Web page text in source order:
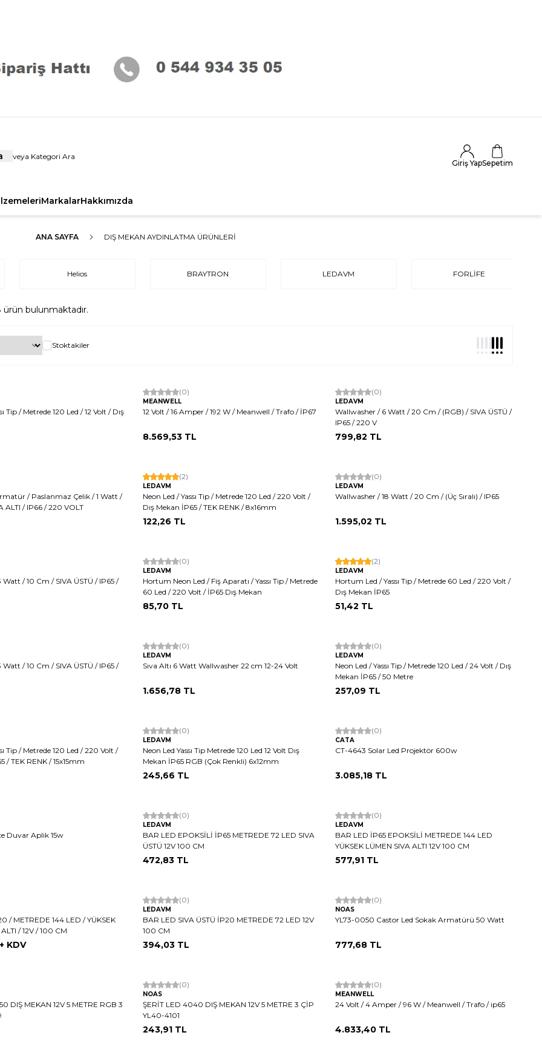
Giriş YapSepetim
MarkalarHakkımızda
ANA SAYFA DIŞ MEKAN AYDINLATMA ÜRÜNLERI
Helios BRAYTRON LEDAVM FORLİFE
ürün bulunmaktadır.
Stoktakiler
Tip / Metrede 120 Led / 12 Volt / Dış
(0)
MEANWELL
12 Volt / 16 Amper / 192 W / Meanwell / Trafo / İP67
8.569,53 TL
Hızlı Kargo
(0)
LEDAVM
Wallwasher / 6 Watt / 20 Cm / (RGB) / SIVA ÜSTÜ /
IP65 / 220 V
799,82 TL
/ Paslanmaz Çelik / 1 Watt /
ALTI / IP66 / 220 VOLT
Hızlı Kargo
Yerli Üretim
(2)
LEDAVM
Neon Led / Yassı Tip / Metrede 120 Led / 220 Volt /
Dış Mekan İP65 / TEK RENK / 8x16mm
122,26 TL
(0)
LEDAVM
Wallwasher / 18 Watt / 20 Cm / (Üç Sıralı) / IP65
1.595,02 TL
/ 10 Cm / SIVA ÜSTÜ / IP65 /
(0)
LEDAVM
Hortum Neon Led / Fiş Aparatı / Yassı Tip / Metrede
60 Led / 220 Volt / İP65 Dış Mekan
85,70 TL
Hızlı Kargo
Yerli Üretim
(2)
LEDAVM
Hortum Led / Yassı Tip / Metrede 60 Led / 220 Volt /
Dış Mekan İP65
51,42 TL
/ 10 Cm / SIVA ÜSTÜ / IP65 /
(0)
LEDAVM
Sıva Altı 6 Watt Wallwasher 22 cm 12-24 Volt
1.656,78 TL
(0)
LEDAVM
Neon Led / Yassı Tip / Metrede 120 Led / 24 Volt / Dış
Mekan İP65 / 50 Metre
257,09 TL
Tip / Metrede 120 Led / 220 Volt /
/ TEK RENK / 15x15mm
(0)
LEDAVM
Neon Led Yassı Tip Metrede 120 Led 12 Volt Dış
Mekan İP65 RGB (Çok Renkli) 6x12mm
245,66 TL
(0)
CATA
CT-4643 Solar Led Projektör 600w
3.085,18 TL
Duvar Aplik 15w
Hızlı Kargo
(0)
LEDAVM
BAR LED EPOKSİLİ İP65 METREDE 72 LED SIVA
ÜSTÜ 12V 100 CM
472,83 TL
Hızlı Kargo
(0)
LEDAVM
BAR LED İP65 EPOKSİLİ METREDE 144 LED
YÜKSEK LÜMEN SIVA ALTI 12V 100 CM
577,91 TL
/ METREDE 144 LED / YÜKSEK
/ 12V / 100 CM
KDV
Hızlı Kargo
(0)
LEDAVM
BAR LED SIVA ÜSTÜ İP20 METREDE 72 LED 12V
100 CM
394,03 TL
(0)
NOAS
YL73-0050 Castor Led Sokak Armatürü 50 Watt
777,68 TL
DIŞ MEKAN 12V 5 METRE RGB 3
(0)
NOAS
ŞERİT LED 4040 DIŞ MEKAN 12V 5 METRE 3 ÇİP
YL40-4101
243,91 TL
(0)
MEANWELL
24 Volt / 4 Amper / 96 W / Meanwell / Trafo / ip65
4.833,40 TL